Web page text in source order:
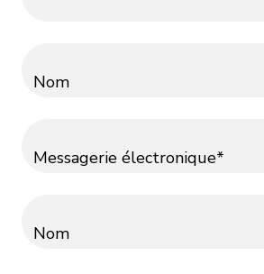
Nom
Messagerie électronique*
Nom